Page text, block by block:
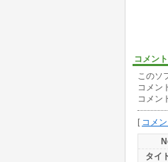
コメン
このソ
コメン
コメン
[ コメ
タイ